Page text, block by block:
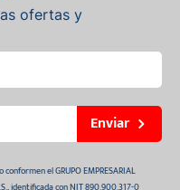
ofertas y
Enviar
el GRUPO EMPRESARIAL